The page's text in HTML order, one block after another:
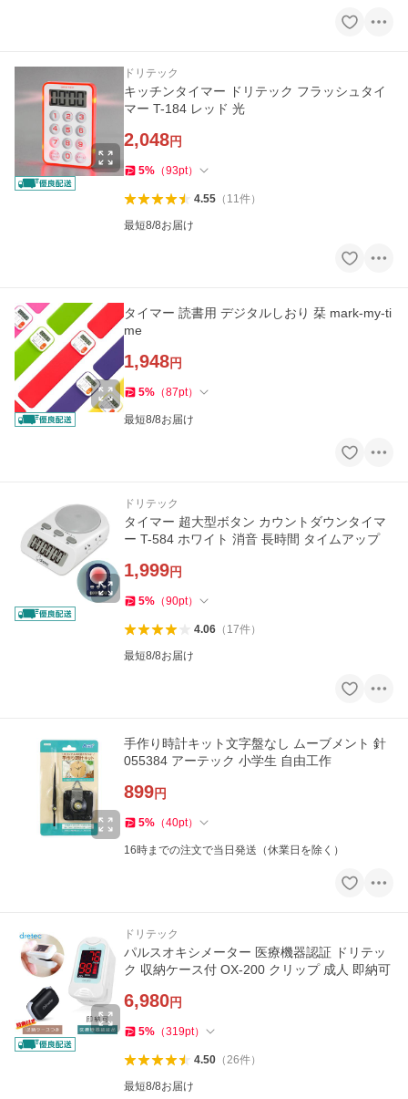
ドリテック
キッチンタイマー ドリテック フラッシュタイ
マー T-184 レッド 光
2,048円
5% （93pt）
4.55（ 11件）
最短8/8お届け
タイマー 読書用 デジタルしおり 栞 mark-my-ti
me
1,948円
5% （87pt）
最短8/8お届け
ドリテック
タイマー 超大型ボタン カウントダウンタイマ
ー T-584 ホワイト 消音 長時間 タイムアップ
1,999円
5% （90pt）
4.06（ 17件）
最短8/8お届け
手作り時計キット文字盤なし ムーブメント 針
055384 アーテック 小学生 自由工作
899円
5% （40pt）
16時までの注文で当日発送（休業日を除く）
ドリテック
パルスオキシメーター 医療機器認証 ドリテッ
ク 収納ケース付 OX-200 クリップ 成人 即納可
6,980円
5% （319pt）
4.50（26件）
最短8/8お届け